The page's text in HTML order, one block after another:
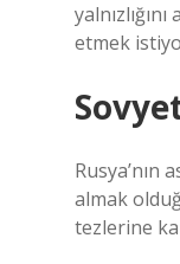
etmek
Rusya’nın
almak
tezlerine